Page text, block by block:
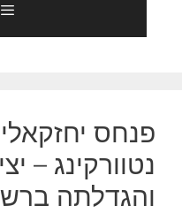
פנחס
נטוורקינג –
והגדלתה